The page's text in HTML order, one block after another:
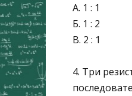
А. 1 : 1
Б. 1 : 2
В. 2 : 1
4. Три